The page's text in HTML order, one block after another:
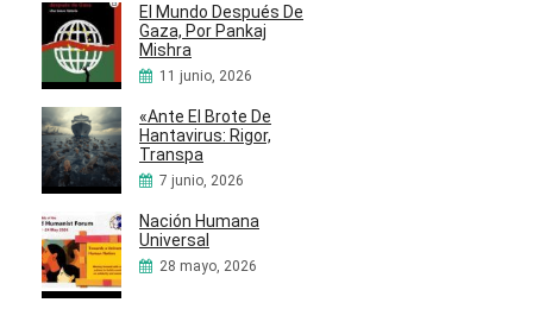
El Mundo Después De
Gaza, Por Pankaj
Mishra
11 junio, 2026
«Ante El Brote De
Hantavirus: Rigor,
Transpa
7 junio, 2026
Nación Humana
Universal
28 mayo, 2026